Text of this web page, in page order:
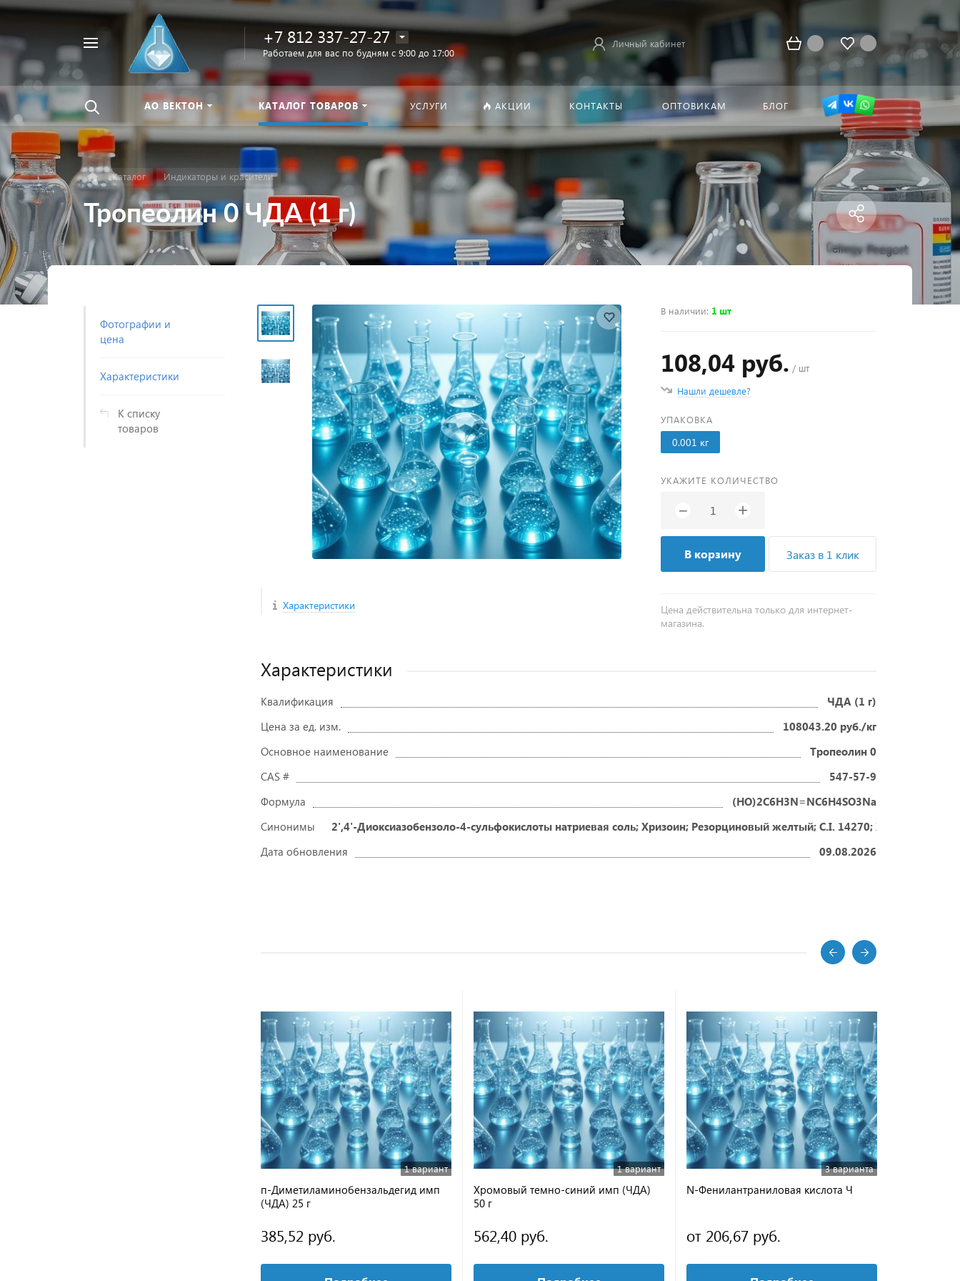
Найти
Например,
+7 812 337-27-27
Работаем для вас по будням с 9:00 до 17:00
Личный кабинет
АО ВЕКТОН КАТАЛОГ ТОВАРОВ УСЛУГИ АКЦИИ КОНТАКТЫ ОПТОВИКАМ БЛОГ
Каталог Индикаторы и красители
Тропеолин 0 ЧДА (1 г)
Фотографии и
цена
Характеристики
К списку
товаров
Характеристики
В наличии: 1 шт
108,04 руб. / шт
Нашли дешевле?
УПАКОВКА
0.001 кг
УКАЖИТЕ КОЛИЧЕСТВО
− +
В корзину Заказ в 1 клик
Цена действительна только для интернет-
магазина.
Характеристики
Квалификация
ЧДА (1 г)
Цена за ед. изм.
108043.20 руб./кг
Основное наименование
Тропеолин 0
CAS #
547-57-9
Формула
(HO)2C6H3N=NC6H4SO3Na
Синонимы
2',4'-Диоксиазобензоло-4-сульфокислоты натриевая соль; Хризоин; Резорциновый желтый; C.I. 14270; Желтый Т
Дата обновления
09.08.2026
1 вариант
п-Диметиламинобензальдегид имп
(ЧДА) 25 г
385,52 руб.
1 вариант
Хромовый темно-синий имп (ЧДА)
50 г
562,40 руб.
3 варианта
N-Фенилантраниловая кислота Ч
от 206,67 руб.